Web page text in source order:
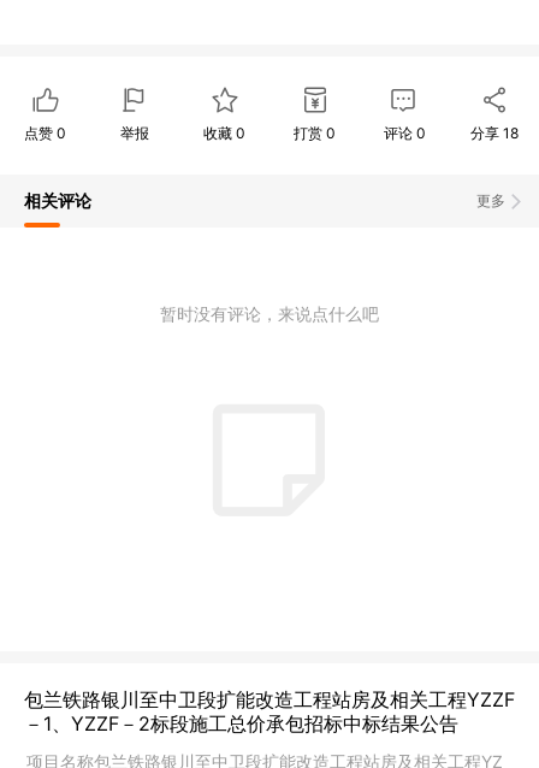
点赞 0 举报 收藏0 打赏 0 评论 0 分享 18
更多
相关评论
暂时没有评论，来说点什么吧
包兰铁路银川至中卫段扩能改造工程站房及相关工程YZZF
－1、YZZF－2标段施工总价承包招标中标结果公告
项目名称包兰铁路银川至中卫段扩能改造工程站房及相关工程YZ